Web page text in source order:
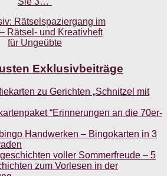
Exklusivbeiträge
zu Gerichten „Schnitzel mit
“Erinnerungen an die 70er-
Handwerken – Bingokarten in 3
voller Sommerfreude – 5
zum Vorlesen in der